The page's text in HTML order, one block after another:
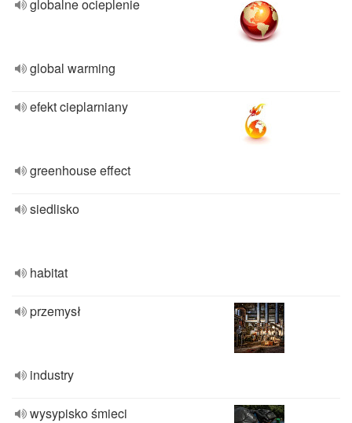
globalne ocieplenie
global warming
efekt cieplarniany
greenhouse effect
siedlisko
habitat
przemysł
industry
wysypisko śmieci